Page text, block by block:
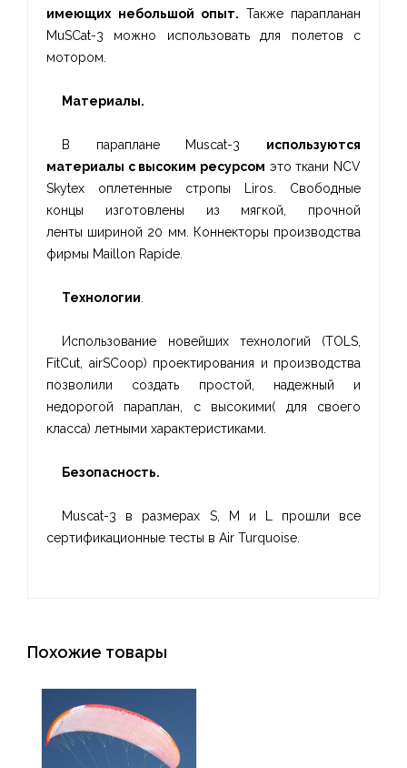
имеющих небольшой опыт. Также парапланан
MuSCat-3 можно использовать для полетов с
мотором.
Материалы.
В параплане Muscat-3 используются
материалы с высоким ресурсом это ткани NCV
Skytex оплетенные стропы Liros. Свободные
концы изготовлены из мягкой, прочной
ленты шириной 20 мм. Коннекторы производства
фирмы Maillon Rapide.
Технологии
Использование новейших технологий (TOLS,
FitCut, airSCoop) проектирования и производства
позволили создать простой, надежный и
недорогой параплан, с высокими( для своего
класса) летными характеристиками.
Безопасность.
Muscat-3 в размерах S, M и L прошли все
сертификационные тесты в Air Turquoise.
Похожие товары